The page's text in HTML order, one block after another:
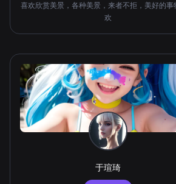
喜欢欣赏美景，各种美景，来者不拒，美好的事
欢
于瑄琦